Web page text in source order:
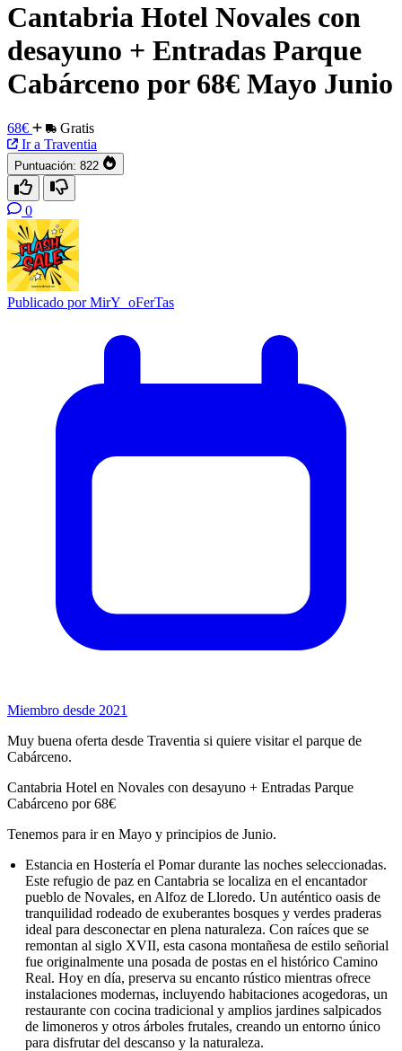
Cantabria Hotel Novales con
desayuno + Entradas Parque
Cabárceno por 68€ Mayo Junio
68€
Gratis
Ir a Traventia
Puntuación: 822
0
Publicado porMirY_oFerTas
Miembro desde 2021
Muy buena oferta desde Traventia si quiere visitar el parque de
Cabárceno.
Cantabria Hotel en Novales con desayuno + Entradas Parque
Cabárceno por 68€
Tenemos para ir en Mayo y principios de Junio.
Estancia en Hostería el Pomar durante las noches seleccionadas.
Este refugio de paz en Cantabria se localiza en el encantador
pueblo de Novales, en Alfoz de Lloredo. Un auténtico oasis de
tranquilidad rodeado de exuberantes bosques y verdes praderas
ideal para desconectar en plena naturaleza. Con raíces que se
remontan al siglo XVII, esta casona montañesa de estilo señorial
fue originalmente una posada de postas en el histórico Camino
Real. Hoy en día, preserva su encanto rústico mientras ofrece
instalaciones modernas, incluyendo habitaciones acogedoras, un
restaurante con cocina tradicional y amplios jardines salpicados
de limoneros y otros árboles frutales, creando un entorno único
para disfrutar del descanso y la naturaleza.